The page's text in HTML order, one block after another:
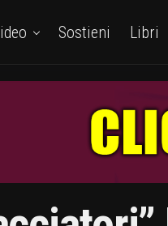
Sostieni Libri